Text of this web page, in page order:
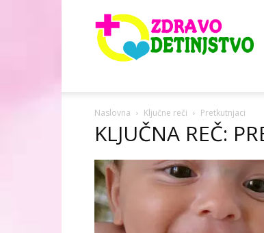
Detinjstvo
Naslovna Ključne reči Pretkutnjaci
KLJUČNA REČ: